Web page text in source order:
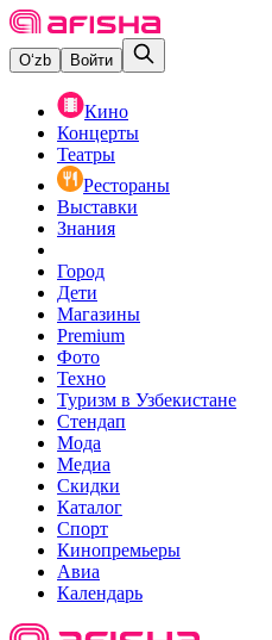
O‘zb Войти
Кино
Концерты
Театры
Рестораны
Выставки
Знания
Город
Дети
Магазины
Premium
Фото
Техно
Туризм в Узбекистане
Стендап
Мода
Медиа
Скидки
Каталог
Спорт
Кинопремьеры
Авиа
Календарь